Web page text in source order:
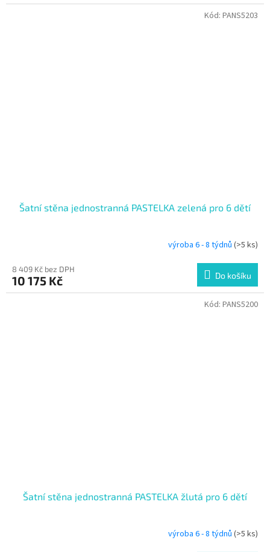
Šatní stěna jednostranná PASTELKA zelená pro 6 dětí
výroba 6 - 8 týdnů (>5 ks)
8 409 Kč bez DPH
10 175 Kč Do košíku
Kód: PANS5203
Šatní stěna jednostranná PASTELKA žlutá pro 6 dětí
výroba 6 - 8 týdnů (>5 ks)
Kód: PANS5200